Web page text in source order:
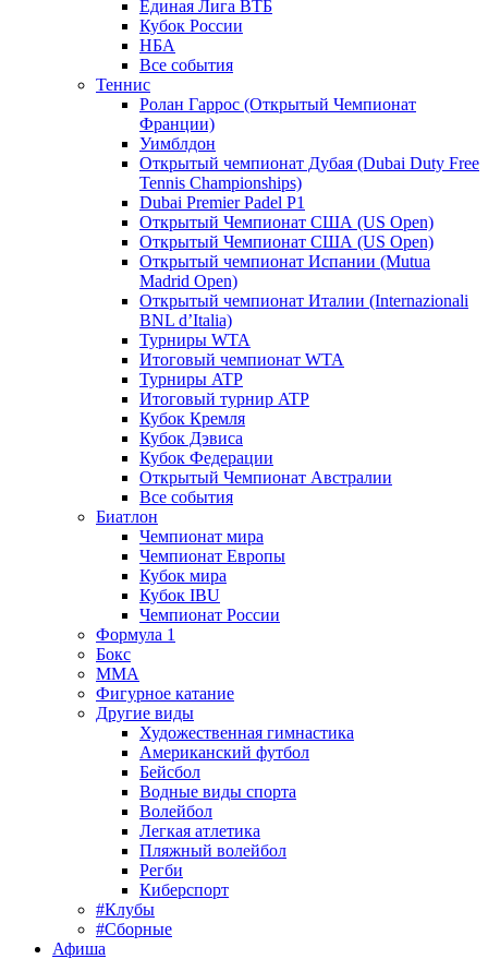
Единая Лига ВТБ
Кубок России
НБА
Все события
Теннис
Ролан Гаррос (Открытый Чемпионат
Франции)
Уимблдон
Открытый чемпионат Дубая (Dubai Duty Free
Tennis Championships)
Dubai Premier Padel P1
Открытый Чемпионат США (US Open)
Открытый Чемпионат США (US Open)
Открытый чемпионат Испании (Mutua
Madrid Open)
Открытый чемпионат Италии (Internazionali
BNL d’Italia)
Турниры WTA
Итоговый чемпионат WTA
Турниры ATP
Итоговый турнир ATP
Кубок Кремля
Кубок Дэвиса
Кубок Федерации
Открытый Чемпионат Австралии
Все события
Биатлон
Чемпионат мира
Чемпионат Европы
Кубок мира
Кубок IBU
Чемпионат России
Формула 1
Бокс
MMA
Фигурное катание
Другие виды
Художественная гимнастика
Американский футбол
Бейсбол
Водные виды спорта
Волейбол
Легкая атлетика
Пляжный волейбол
Регби
Киберспорт
#Клубы
#Сборные
Афиша